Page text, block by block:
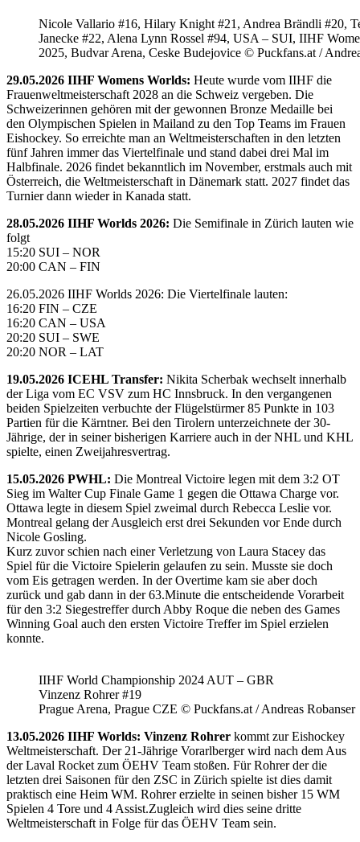
Nicole Vallario #16, Hilary Knight #21, Andrea Brändli #20,
Janecke #22, Alena Lynn Rossel #94, USA – SUI, IIHF
2025, Budvar Arena, Ceske Budejovice © Puckfans.at /
29.05.2026 IIHF Womens Worlds: Heute wurde vom IIHF die
Frauenweltmeisterschaft 2028 an die Schweiz vergeben. Die
Schweizerinnen gehören mit der gewonnen Bronze Medaille bei
den Olympischen Spielen in Mailand zu den Top Teams im Frauen
Eishockey. So erreichte man an Weltmeisterschaften in den letzten
fünf Jahren immer das Viertelfinale und stand dabei drei Mal im
Halbfinale. 2026 findet bekanntlich im November, erstmals auch mit
Österreich, die Weltmeisterschaft in Dänemark statt. 2027 findet das
Turnier dann wieder in Kanada statt.
28.05.2026 IIHF Worlds 2026: Die Semifinale in Zürich lauten wie
folgt
15:20 SUI – NOR
20:00 CAN – FIN
26.05.2026 IIHF Worlds 2026: Die Viertelfinale lauten:
16:20 FIN – CZE
16:20 CAN – USA
20:20 SUI – SWE
20:20 NOR – LAT
19.05.2026 ICEHL Transfer: Nikita Scherbak wechselt innerhalb
der Liga vom EC VSV zum HC Innsbruck. In den vergangenen
beiden Spielzeiten verbuchte der Flügelstürmer 85 Punkte in 103
Partien für die Kärntner. Bei den Tirolern unterzeichnete der 30-
Jährige, der in seiner bisherigen Karriere auch in der NHL und KHL
spielte, einen Zweijahresvertrag.
15.05.2026 PWHL: Die Montreal Victoire legen mit dem 3:2 OT
Sieg im Walter Cup Finale Game 1 gegen die Ottawa Charge vor.
Ottawa legte in diesem Spiel zweimal durch Rebecca Leslie vor.
Montreal gelang der Ausgleich erst drei Sekunden vor Ende durch
Nicole Gosling.
Kurz zuvor schien nach einer Verletzung von Laura Stacey das
Spiel für die Victoire Spielerin gelaufen zu sein. Musste sie doch
vom Eis getragen werden. In der Overtime kam sie aber doch
zurück und gab dann in der 63.Minute die entscheidende Vorarbeit
für den 3:2 Siegestreffer durch Abby Roque die neben des Games
Winning Goal auch den ersten Victoire Treffer im Spiel erzielen
konnte.
IIHF World Championship 2024 AUT – GBR
Vinzenz Rohrer #19
Prague Arena, Prague CZE © Puckfans.at / Andreas Robanser
13.05.2026 IIHF Worlds: Vinzenz Rohrer kommt zur Eishockey
Weltmeisterschaft. Der 21-Jährige Vorarlberger wird nach dem Aus
der Laval Rocket zum ÖEHV Team stoßen. Für Rohrer der die
letzten drei Saisonen für den ZSC in Zürich spielte ist dies damit
praktisch eine Heim WM. Rohrer erzielte in seinen bisher 15 WM
Spielen 4 Tore und 4 Assist.Zugleich wird dies seine dritte
Weltmeisterschaft in Folge für das ÖEHV Team sein.